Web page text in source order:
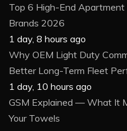
Top 6 High-End Apartment
Brands 2026
1 day, 8 hours ago
Why OEM Light Duty
Better Long-Term Fleet
1 day, 10 hours ago
GSM Explained — What It
Your Towels